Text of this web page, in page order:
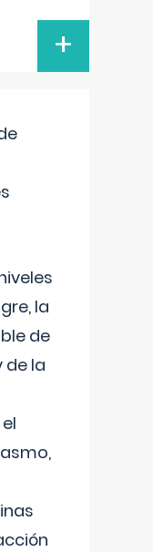
+
la
de
de la